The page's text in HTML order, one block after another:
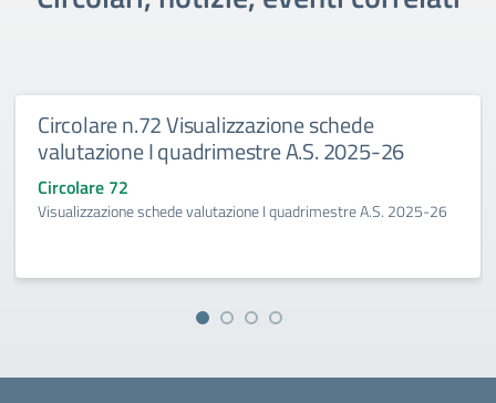
Circolare n.72 Visualizzazione schede
valutazione I quadrimestre A.S. 2025-26
Circolare 72
Visualizzazione schede valutazione I quadrimestre A.S. 2025-26